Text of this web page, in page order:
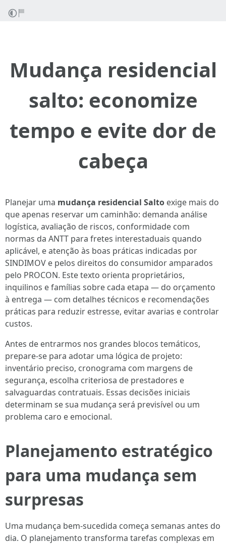
Mudança residencial
salto: economize
tempo e evite dor de
cabeça
Planejar uma mudança residencial Salto exige mais do
que apenas reservar um caminhão: demanda análise
logística, avaliação de riscos, conformidade com
normas da ANTT para fretes interestaduais quando
aplicável, e atenção às boas práticas indicadas por
SINDIMOV e pelos direitos do consumidor amparados
pelo PROCON. Este texto orienta proprietários,
inquilinos e famílias sobre cada etapa — do orçamento
à entrega — com detalhes técnicos e recomendações
práticas para reduzir estresse, evitar avarias e controlar
custos.
Antes de entrarmos nos grandes blocos temáticos,
prepare-se para adotar uma lógica de projeto:
inventário preciso, cronograma com margens de
segurança, escolha criteriosa de prestadores e
salvaguardas contratuais. Essas decisões iniciais
determinam se sua mudança será previsível ou um
problema caro e emocional.
Planejamento estratégico
para uma mudança sem
surpresas
Uma mudança bem-sucedida começa semanas antes do
dia. O planejamento transforma tarefas complexas em